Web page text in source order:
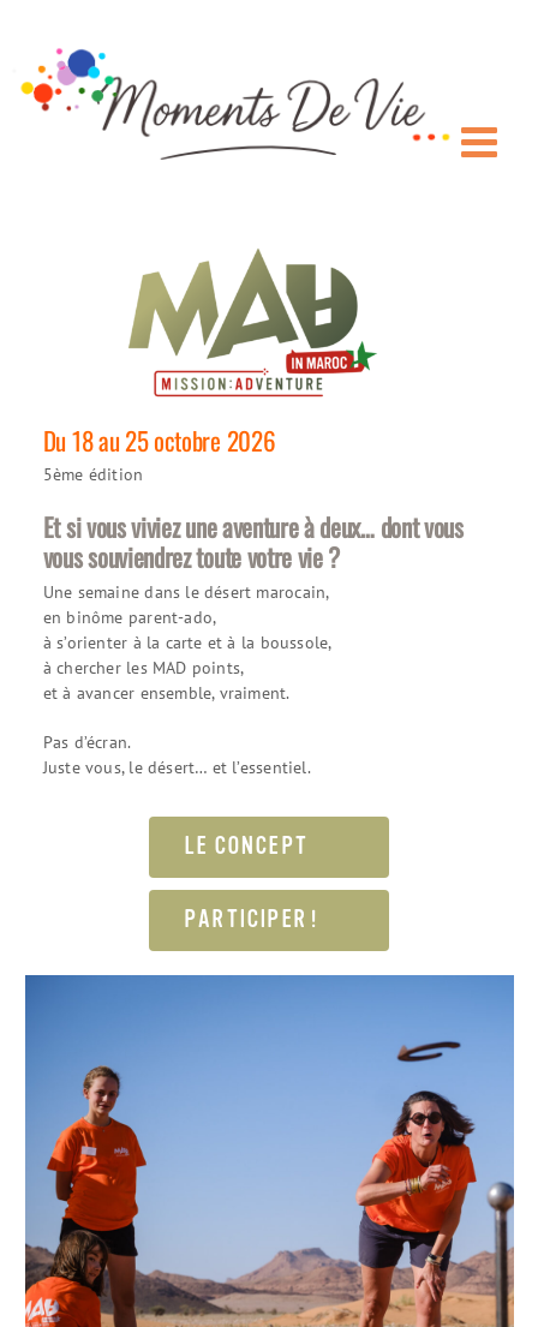
contenu
Du 18 au 25 octobre 2026
5ème édition
Et si vous viviez une aventure à deux… dont vous
vous souviendrez toute votre vie ?
Une semaine dans le désert marocain,
en binôme parent-ado,
à s’orienter à la carte et à la boussole,
à chercher les MAD points,
et à avancer ensemble, vraiment.
Pas d’écran.
Juste vous, le désert… et l’essentiel.
LE CONCEPT
PARTICIPER !